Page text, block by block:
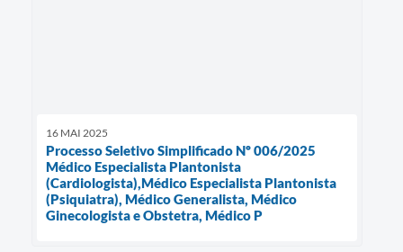
16 MAI 2025
Processo Seletivo Simplificado Nº 006/2025
Médico Especialista Plantonista
(Cardiologista),Médico Especialista Plantonista
(Psiquiatra), Médico Generalista, Médico
Ginecologista e Obstetra, Médico P